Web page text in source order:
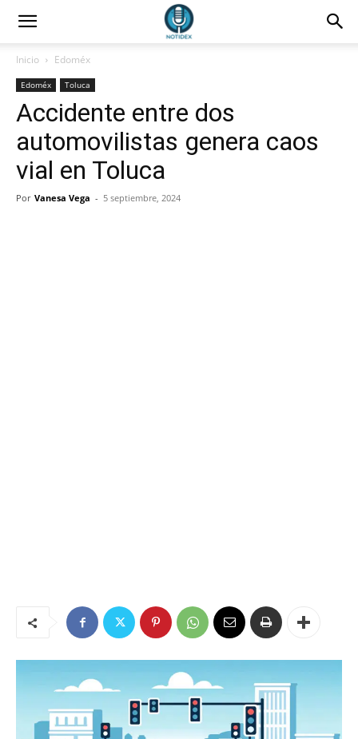
Inicio Edoméx
Edoméx Toluca
Accidente entre dos
automovilistas genera caos
vial en Toluca
Por Vanesa Vega - 5 septiembre, 2024